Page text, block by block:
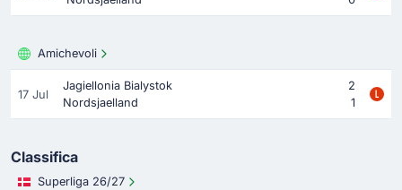
Amichevoli
17 Jul
Jagiellonia Bialystok
2
Nordsjaelland
1
Classifica
Superliga 26/27